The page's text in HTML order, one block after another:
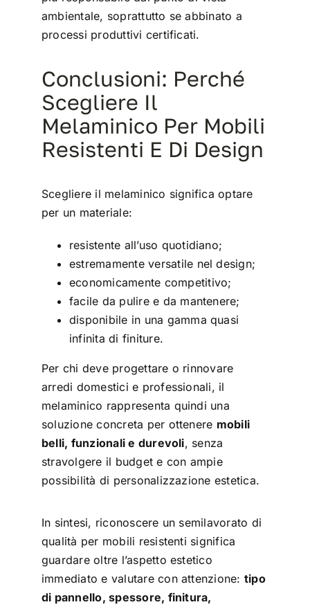
ambientale, soprattutto se abbinato a
processi produttivi certificati.
Conclusioni: Perché
Scegliere Il
Melaminico Per Mobili
Resistenti E Di Design
Scegliere il melaminico significa optare
per un materiale:
resistente all’uso quotidiano;
estremamente versatile nel design;
economicamente competitivo;
facile da pulire e da mantenere;
disponibile in una gamma quasi
infinita di finiture.
Per chi deve progettare o rinnovare
arredi domestici e professionali, il
melaminico rappresenta quindi una
soluzione concreta per ottenere mobili
belli, funzionali e durevoli, senza
stravolgere il budget e con ampie
possibilità di personalizzazione estetica.
In sintesi, riconoscere un semilavorato di
qualità per mobili resistenti significa
guardare oltre l’aspetto estetico
immediato e valutare con attenzione: tipo
di pannello, spessore, finitura,